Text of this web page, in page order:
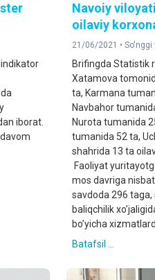
iborat.
Navoiy
oilaviy
21/06/2021 • So'nggi
Brifingda Statistik
Xatamova
ta, Karmana
Navbahor
Nurota tumanida
tumanida 52 ta,
shahrida 13 ta
Faoliyat
mos davriga
savdoda 296 taga,
baliqchilik
boʼyicha
Batafsil ...